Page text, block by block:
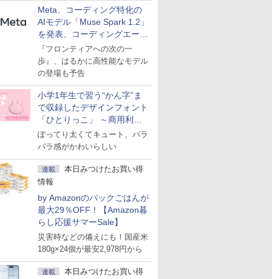
Meta、コーディング特化の
AIモデル「Muse Spark 1.2」
を発表、コーディングエージ
ェント「Muse Code」も
『フロンティアへの次の一
歩』、はるかに高性能なモデル
の登場も予告
小学1年生で習う“かん字”ま
で収録したデザインフォント
「ひとりっこ」 ～商用利用
OK
ぽってり太くてキュート、パラ
パラ感がかわいらしい
連載
本日みつけたお買い得
情報
by Amazonのパックごはんが
最大29％OFF！【Amazon暮
らし応援サマーSale】
災害時などの備えにも！国産米
180g×24個が最安2,978円から
連載
本日みつけたお買い得